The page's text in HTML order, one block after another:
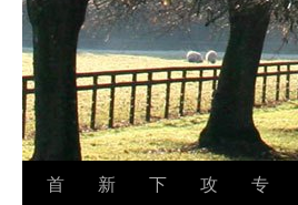
首
新
下
攻
专